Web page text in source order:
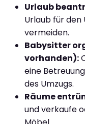
Urlaub
Urlaub für den
vermeiden.
Babysitter
vorhanden):
eine
des Umzugs.
Räume
und verkaufe